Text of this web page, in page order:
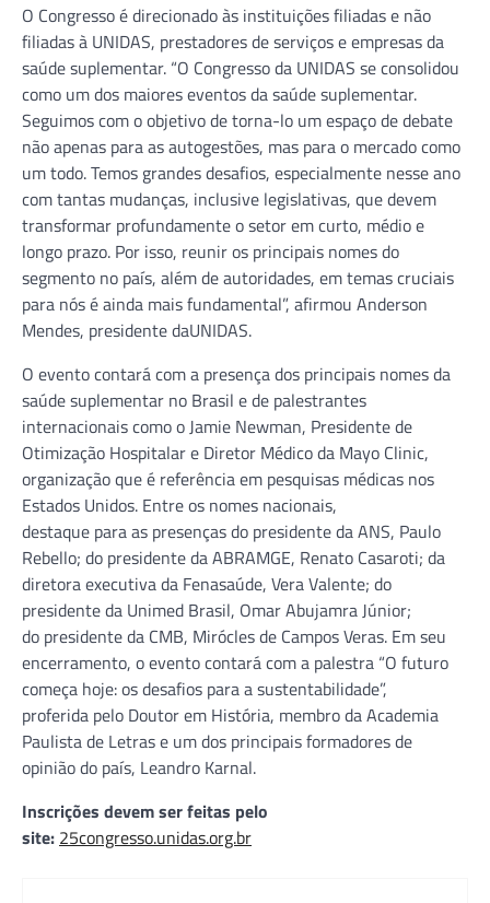
O Congresso é direcionado às instituições filiadas e não
filiadas à UNIDAS, prestadores de serviços e empresas da
saúde suplementar. “O Congresso da UNIDAS se consolidou
como um dos maiores eventos da saúde suplementar.
Seguimos com o objetivo de torna-lo um espaço de debate
não apenas para as autogestões, mas para o mercado como
um todo. Temos grandes desafios, especialmente nesse ano
com tantas mudanças, inclusive legislativas, que devem
transformar profundamente o setor em curto, médio e
longo prazo. Por isso, reunir os principais nomes do
segmento no país, além de autoridades, em temas cruciais
para nós é ainda mais fundamental”, afirmou Anderson
Mendes, presidente daUNIDAS.
O evento contará com a presença dos principais nomes da
saúde suplementar no Brasil e de palestrantes
internacionais como o Jamie Newman, Presidente de
Otimização Hospitalar e Diretor Médico da Mayo Clinic,
organização que é referência em pesquisas médicas nos
Estados Unidos. Entre os nomes nacionais,
destaque para as presenças do presidente da ANS, Paulo
Rebello; do presidente da ABRAMGE, Renato Casaroti; da
diretora executiva da Fenasaúde, Vera Valente; do
presidente da Unimed Brasil, Omar Abujamra Júnior;
do presidente da CMB, Mirócles de Campos Veras. Em seu
encerramento, o evento contará com a palestra “O futuro
começa hoje: os desafios para a sustentabilidade”,
proferida pelo Doutor em História, membro da Academia
Paulista de Letras e um dos principais formadores de
opinião do país, Leandro Karnal.
Inscrições devem ser feitas pelo
site: 25congresso.unidas.org.br